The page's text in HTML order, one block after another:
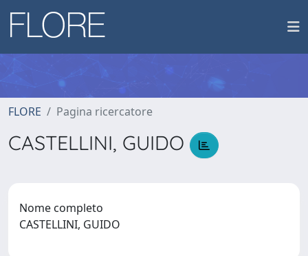
FLORE Pagina ricercatore
CASTELLINI, GUIDO
Nome completo
CASTELLINI, GUIDO